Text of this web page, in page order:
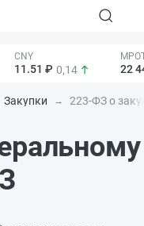
11.51 ₽ 0,14 22
Закупки 223-ФЗ о